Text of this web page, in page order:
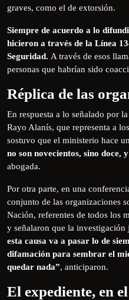
graves, como el de extorsión.
Siempre de acuerdo a lo
hicieron a través de la Línea
Seguridad. A través de esos
personas que habrían sido
Réplica de las
En respuesta a lo señalado por
Rayo Alanís, que representa a
sostuvo que el ministerio hace
no son novecientos, sino doce,
abogada.
Por otra parte, en una
conjunto de las organizaciones
Nación, referentes de todos los
y señalaron que la investigación
esta causa va a pasar lo de
difamación para sembrar el
quedar nada”, anticiparon.
El expediente, en